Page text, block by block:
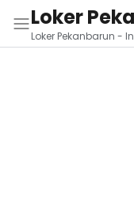
Loker
Loker Pekanbarun -